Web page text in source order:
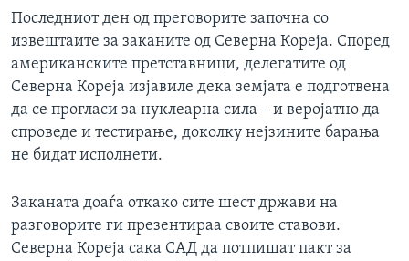
ИНТЕРВЈУА
Јазици
Последниот ден од преговорите започна со
извештаите за заканите од Северна Кореја. Според
американските претставници, делегатите од
Северна Кореја изјавиле дека земјата е подготвена
да се прогласи за нуклеарна сила – и веројатно да
спроведе и тестирање, доколку нејзините барања
не бидат исполнети.
Заканата доаѓа откако сите шест држави на
разговорите ги презентираа своите ставови.
Северна Кореја сака САД да потпишат пакт за